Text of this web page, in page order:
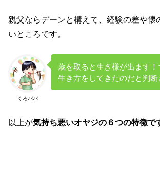
親父ならデーンと構えて、経験の差や懐
いところです。
くろパパ
歳を取ると生き様が出ます！
生き方をしてきたのだと判断
以上が気持ち悪いオヤジの６つの特徴で